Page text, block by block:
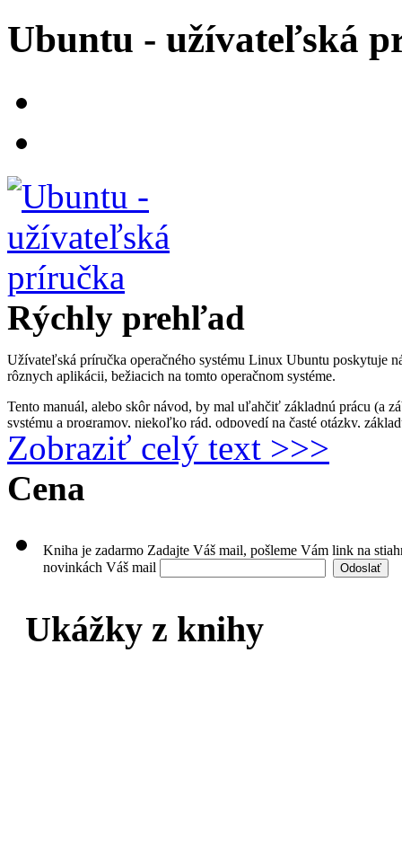
Ubuntu - užívateľská
Rýchly prehľad
Užívateľská príručka operačného systému Linux Ubuntu poskytuje
rôznych aplikácii, bežiacich na tomto operačnom systéme.
Tento manuál, alebo skôr návod, by mal uľahčiť základnú prácu (a
systému a programov, niekoľko rád, odpovedí na časté otázky,
Ubuntu. Nenájdete tu všetko potrebné, ale pevne verím, že tento
Linux nie je len taký obyčajný systém. Má množstvo výhod, a
ktorí Vás medzi sebou radi privítajú.
Zobraziť celý text >>>
Cena
Kniha je zadarmo Zadajte Váš mail, pošleme Vám link na
novinkách Váš mail
Ukážky z knihy